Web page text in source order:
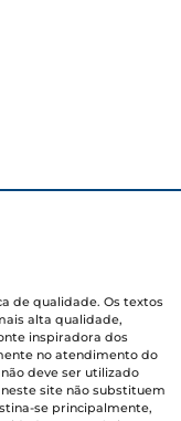
de qualidade. Os textos
alta qualidade,
inspiradora dos
no atendimento do
deve ser utilizado
site não substituem
se principalmente,